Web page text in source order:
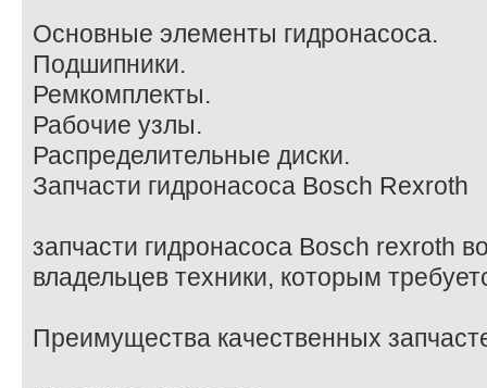
Основные элементы гидронасоса.
Подшипники.
Ремкомплекты.
Рабочие узлы.
Распределительные диски.
Запчасти гидронасоса Bosch Rexroth
запчасти гидронасоса Bosch rexroth
владельцев техники, которым
Преимущества качественных